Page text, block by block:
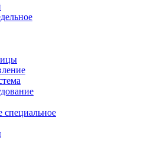
специальное